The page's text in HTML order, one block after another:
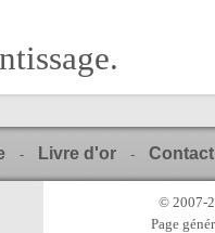
- Livre d'or - Contact
© 2007-
Page